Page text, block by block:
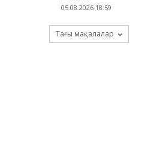
05.08.2026 18:59
Тағы мақалалар